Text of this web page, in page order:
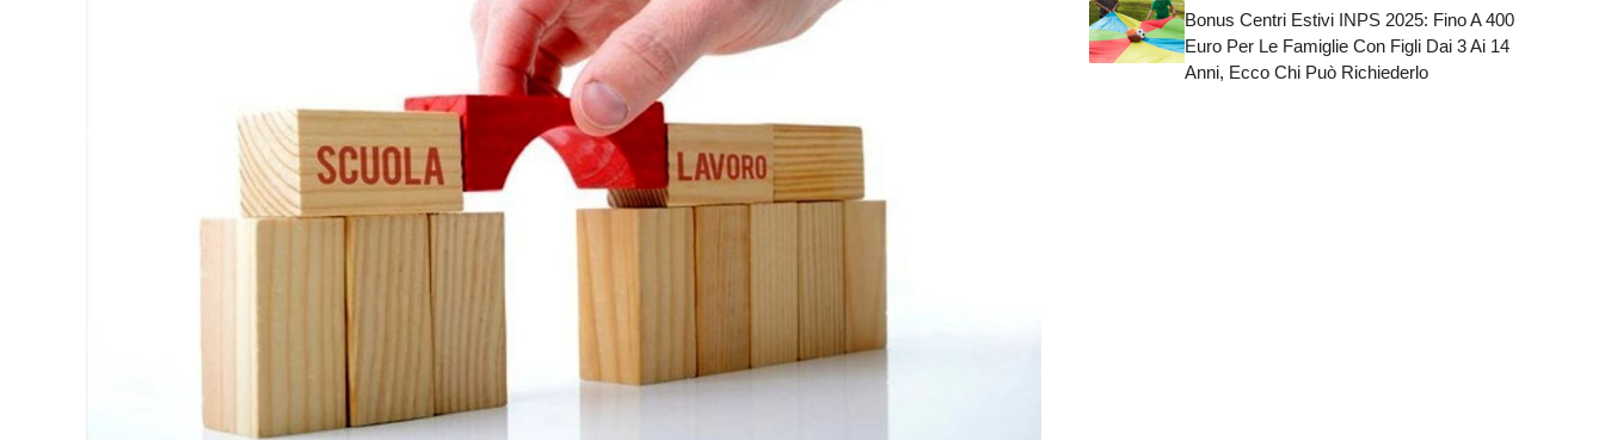
Bonus Centri Estivi INPS 2025: Fino A 400
Euro Per Le Famiglie Con Figli Dai 3 Ai 14
Anni, Ecco Chi Può Richiederlo